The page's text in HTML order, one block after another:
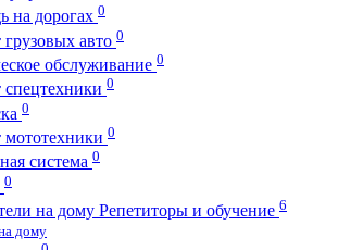
на дорогах 0
авто 0
обслуживание 0
спецтехники 0
0
мототехники 0
система 0
0
Репетиторы и обучение 6
дому